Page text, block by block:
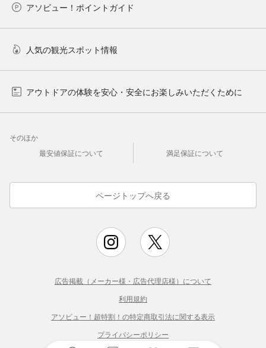
アソビュー！ポイントガイド
人気の観光スポット情報
アウトドアの体験を安心・安全にお楽しみいただくために
そのほか
最安値保証について
満足保証について
ページトップへ戻る
広告掲載（メーカー様・広告代理店様）について
利用規約
アソビュー！超特割！の特定商取引法に関する表示
プライバシーポリシー